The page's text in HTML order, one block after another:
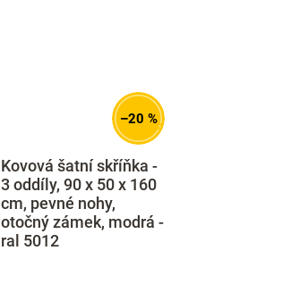
–20 %
Kovová šatní skříňka -
3 oddíly, 90 x 50 x 160
cm, pevné nohy,
otočný zámek, modrá -
ral 5012